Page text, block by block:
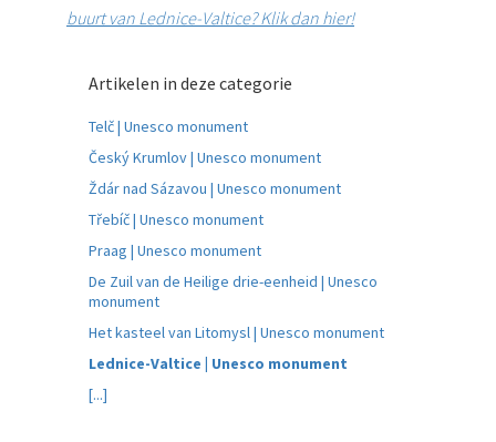
buurt van Lednice-Valtice? Klik dan hier!
Artikelen in deze categorie
Telč | Unesco monument
Český Krumlov | Unesco monument
Ždár nad Sázavou | Unesco monument
Třebíč | Unesco monument
Praag | Unesco monument
De Zuil van de Heilige drie-eenheid | Unesco
monument
Het kasteel van Litomysl | Unesco monument
Lednice-Valtice | Unesco monument
[...]